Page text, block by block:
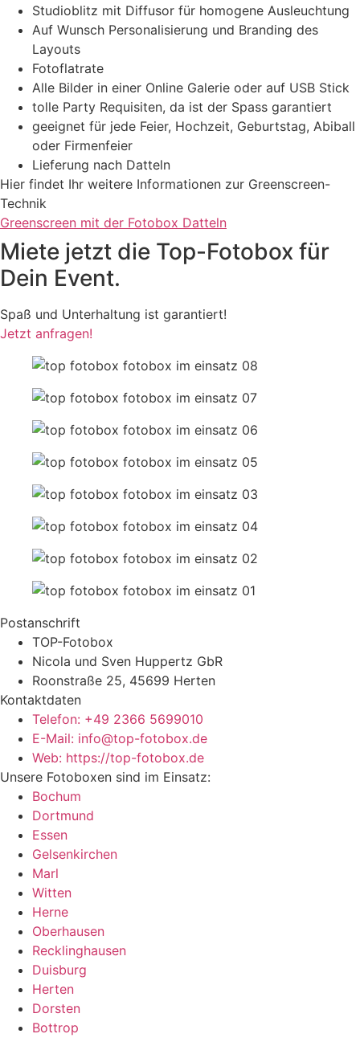
Studioblitz mit Diffusor für homogene Ausleuchtung
Auf Wunsch Personalisierung und Branding des
Layouts
Fotoflatrate
Alle Bilder in einer Online Galerie oder auf USB Stick
tolle Party Requisiten, da ist der Spass garantiert
geeignet für jede Feier, Hochzeit, Geburtstag, Abiball
oder Firmenfeier
Lieferung nach Datteln
Hier findet Ihr weitere Informationen zur Greenscreen-
Technik
Greenscreen mit der Fotobox Datteln
Miete jetzt die Top-Fotobox für
Dein Event.
Spaß und Unterhaltung ist garantiert!
Jetzt anfragen!
Postanschrift
TOP-Fotobox
Nicola und Sven Huppertz GbR
Roonstraße 25, 45699 Herten
Kontaktdaten
Telefon: +49 2366 5699010
E-Mail: info@top-fotobox.de
Web: https://top-fotobox.de
Unsere Fotoboxen sind im Einsatz:
Bochum
Dortmund
Essen
Gelsenkirchen
Marl
Witten
Herne
Oberhausen
Recklinghausen
Duisburg
Herten
Dorsten
Bottrop